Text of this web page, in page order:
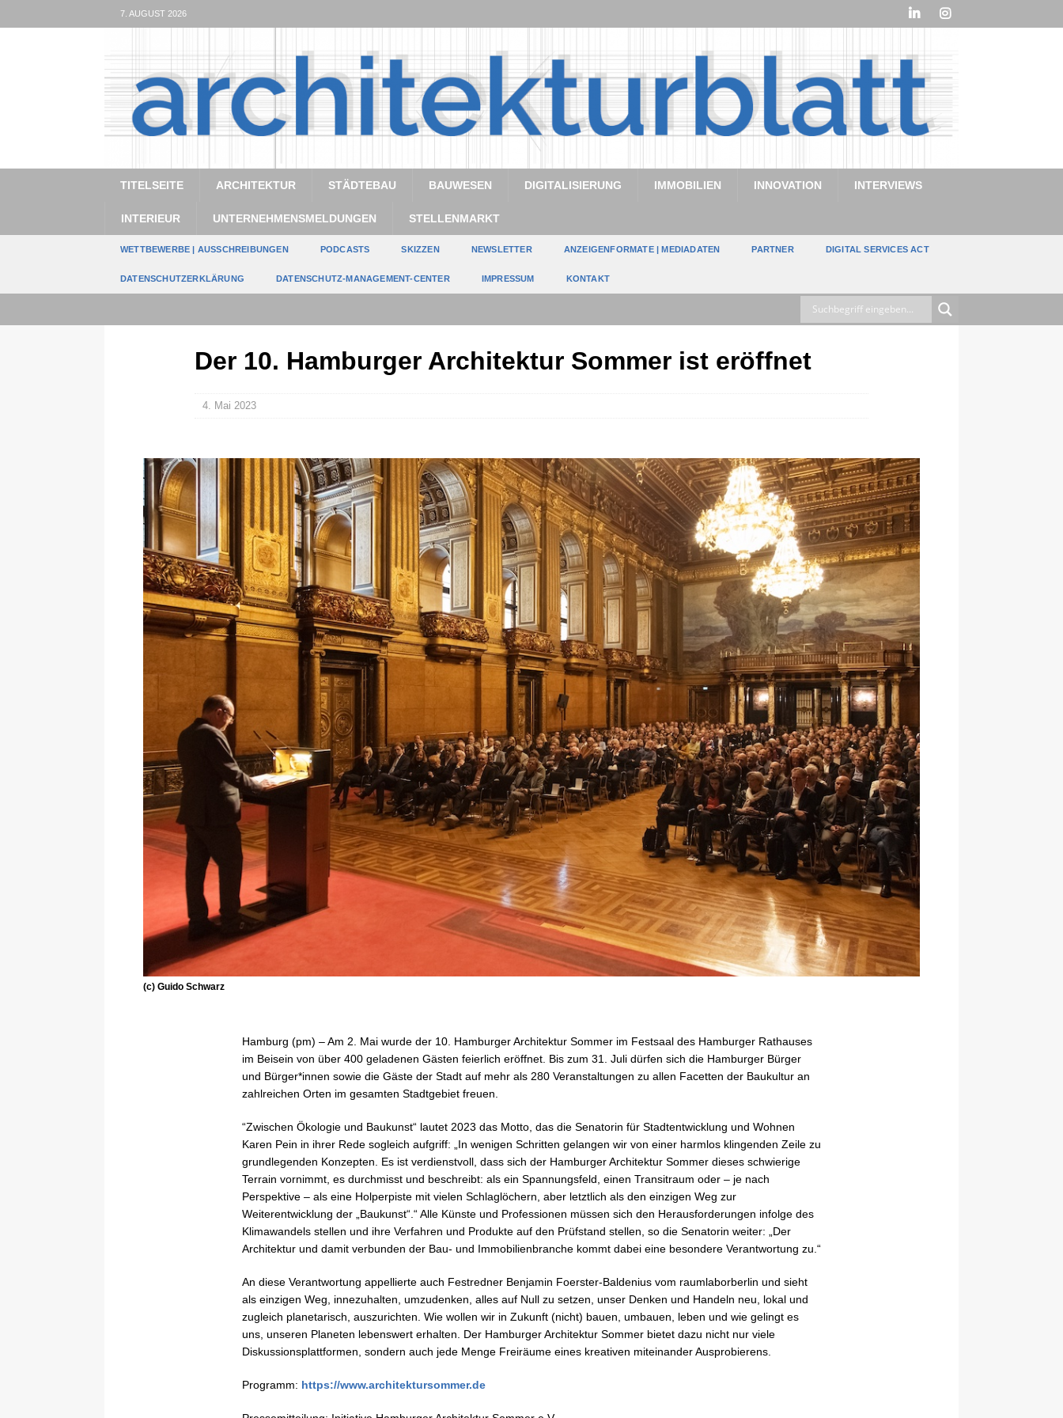
7. AUGUST 2026
TITELSEITE ARCHITEKTUR STÄDTEBAU BAUWESEN DIGITALISIERUNG IMMOBILIEN INNOVATION INTERVIEWS
INTERIEUR UNTERNEHMENSMELDUNGEN STELLENMARKT
WETTBEWERBE | AUSSCHREIBUNGEN PODCASTS SKIZZEN NEWSLETTER ANZEIGENFORMATE | MEDIADATEN PARTNER DIGITAL SERVICES ACT
DATENSCHUTZERKLÄRUNG DATENSCHUTZ-MANAGEMENT-CENTER IMPRESSUM KONTAKT
Der 10. Hamburger Architektur Sommer ist eröffnet
4. Mai 2023
(c) Guido Schwarz
Hamburg (pm) – Am 2. Mai wurde der 10. Hamburger Architektur Sommer im Festsaal des Hamburger Rathauses
im Beisein von über 400 geladenen Gästen feierlich eröffnet. Bis zum 31. Juli dürfen sich die Hamburger Bürger
und Bürger*innen sowie die Gäste der Stadt auf mehr als 280 Veranstaltungen zu allen Facetten der Baukultur an
zahlreichen Orten im gesamten Stadtgebiet freuen.
“Zwischen Ökologie und Baukunst“ lautet 2023 das Motto, das die Senatorin für Stadtentwicklung und Wohnen
Karen Pein in ihrer Rede sogleich aufgriff: „In wenigen Schritten gelangen wir von einer harmlos klingenden Zeile zu
grundlegenden Konzepten. Es ist verdienstvoll, dass sich der Hamburger Architektur Sommer dieses schwierige
Terrain vornimmt, es durchmisst und beschreibt: als ein Spannungsfeld, einen Transitraum oder – je nach
Perspektive – als eine Holperpiste mit vielen Schlaglöchern, aber letztlich als den einzigen Weg zur
Weiterentwicklung der „Baukunst“.“ Alle Künste und Professionen müssen sich den Herausforderungen infolge des
Klimawandels stellen und ihre Verfahren und Produkte auf den Prüfstand stellen, so die Senatorin weiter: „Der
Architektur und damit verbunden der Bau- und Immobilienbranche kommt dabei eine besondere Verantwortung zu.“
An diese Verantwortung appellierte auch Festredner Benjamin Foerster-Baldenius vom raumlaborberlin und sieht
als einzigen Weg, innezuhalten, umzudenken, alles auf Null zu setzen, unser Denken und Handeln neu, lokal und
zugleich planetarisch, auszurichten. Wie wollen wir in Zukunft (nicht) bauen, umbauen, leben und wie gelingt es
uns, unseren Planeten lebenswert erhalten. Der Hamburger Architektur Sommer bietet dazu nicht nur viele
Diskussionsplattformen, sondern auch jede Menge Freiräume eines kreativen miteinander Ausprobierens.
Programm: https://www.architektursommer.de